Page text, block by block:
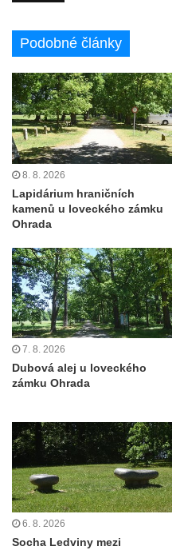
Podobné články
8. 8. 2026
Lapidárium hraničních
kamenů u loveckého zámku
Ohrada
7. 8. 2026
Dubová alej u loveckého
zámku Ohrada
6. 8. 2026
Socha Ledviny mezi